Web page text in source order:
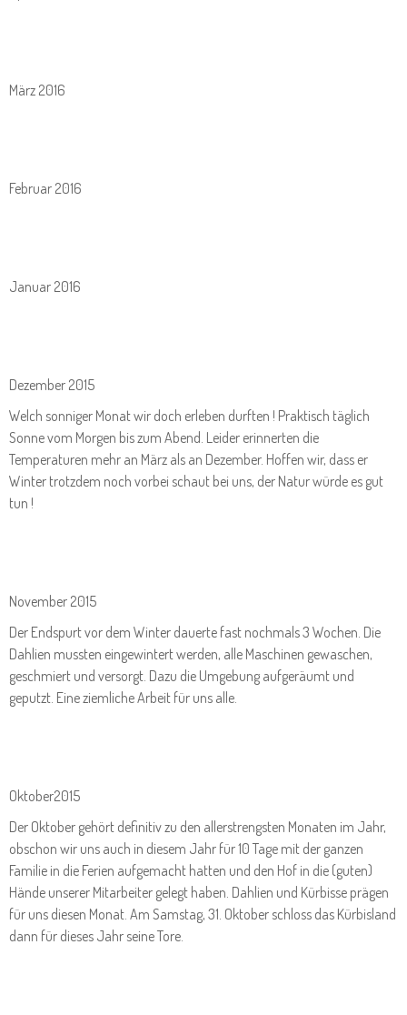
März 2016
Februar 2016
Januar 2016
Dezember 2015
Welch sonniger Monat wir doch erleben durften ! Praktisch täglich
Sonne vom Morgen bis zum Abend. Leider erinnerten die
Temperaturen mehr an März als an Dezember. Hoffen wir, dass er
Winter trotzdem noch vorbei schaut bei uns, der Natur würde es gut
tun !
November 2015
Der Endspurt vor dem Winter dauerte fast nochmals 3 Wochen. Die
Dahlien mussten eingewintert werden, alle Maschinen gewaschen,
geschmiert und versorgt. Dazu die Umgebung aufgeräumt und
geputzt. Eine ziemliche Arbeit für uns alle.
Oktober2015
Der Oktober gehört definitiv zu den allerstrengsten Monaten im Jahr,
obschon wir uns auch in diesem Jahr für 10 Tage mit der ganzen
Familie in die Ferien aufgemacht hatten und den Hof in die (guten)
Hände unserer Mitarbeiter gelegt haben. Dahlien und Kürbisse prägen
für uns diesen Monat. Am Samstag, 31. Oktober schloss das Kürbisland
dann für dieses Jahr seine Tore.